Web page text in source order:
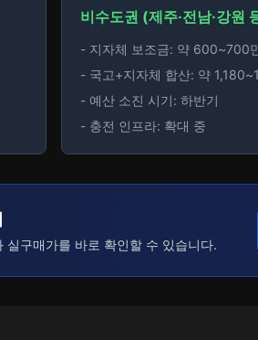
비수도권 (제주·전남·강원
- 지자체 보조금: 약 600~700
- 국고+지자체 합산: 약
- 예산 소진 시기: 하반기
- 충전 인프라: 확대 중
구매가를 바로 확인할 수 있습니다.